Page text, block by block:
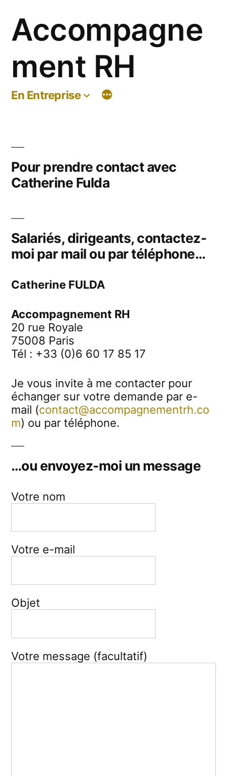
contenu
Accompagne
ment RH
En Entreprise
Pour prendre contact avec
Catherine Fulda
Salariés, dirigeants, contactez-
moi par mail ou par téléphone…
Catherine FULDA
Accompagnement RH
20 rue Royale
75008 Paris
Tél : +33 (0)6 60 17 85 17
Je vous invite à me contacter pour
échanger sur votre demande par e-
mail (contact@accompagnementrh.co
m) ou par téléphone.
…ou envoyez-moi un message
Votre nom
Votre e-mail
Objet
Votre message (facultatif)